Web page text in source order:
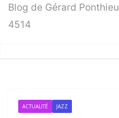
Blog de Gérard
4514
ACTUALITÉ JAZZ